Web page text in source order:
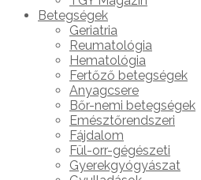
Betegségek
Geriatria
Reumatológia
Hematológia
Fertőző betegségek
Anyagcsere
Bőr-nemi betegségek
Emésztőrendszeri
Fájdalom
Fül-orr-gégészeti
Gyerekgyógyászat